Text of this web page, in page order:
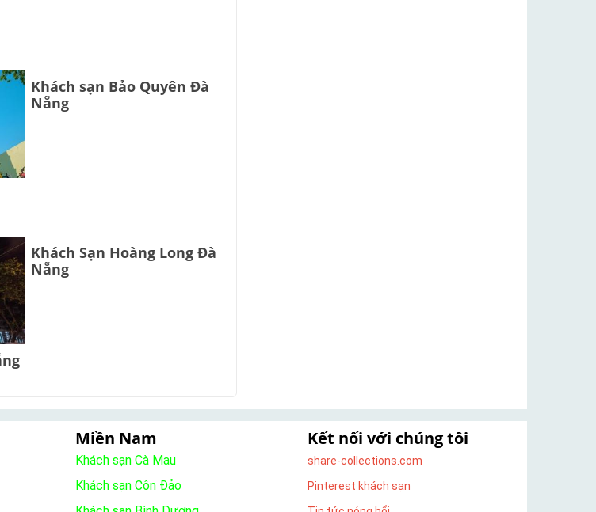
Khách sạn Bảo Quyên Đà
Nẵng
Khách Sạn Hoàng Long Đà
Nẵng
Miền Nam
Khách sạn Cà Mau
Khách sạn Côn Đảo
Kết nối với chúng tôi
share-collections.com
Pinterest khách sạn